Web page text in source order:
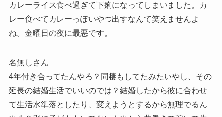
カレーライス食べ過ぎて下痢になってしまいました。カ
レー食べてカレーっぽいやつ出すなんて笑えませんよ
ね。金曜日の夜に最悪です。
名無しさん
4年付き合ってたんやろ？同棲もしてたみたいやし、その
延長の結婚生活でいいのでは？結婚したから彼に合わせ
て生活水準落としたり、変えようとするから無理でるん